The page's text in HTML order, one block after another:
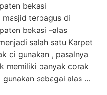
bekasi
terbagus di
bekasi –alas
salah satu Karpet
di gunakan , pasalnya
memiliki banyak corak
sebagai alas …